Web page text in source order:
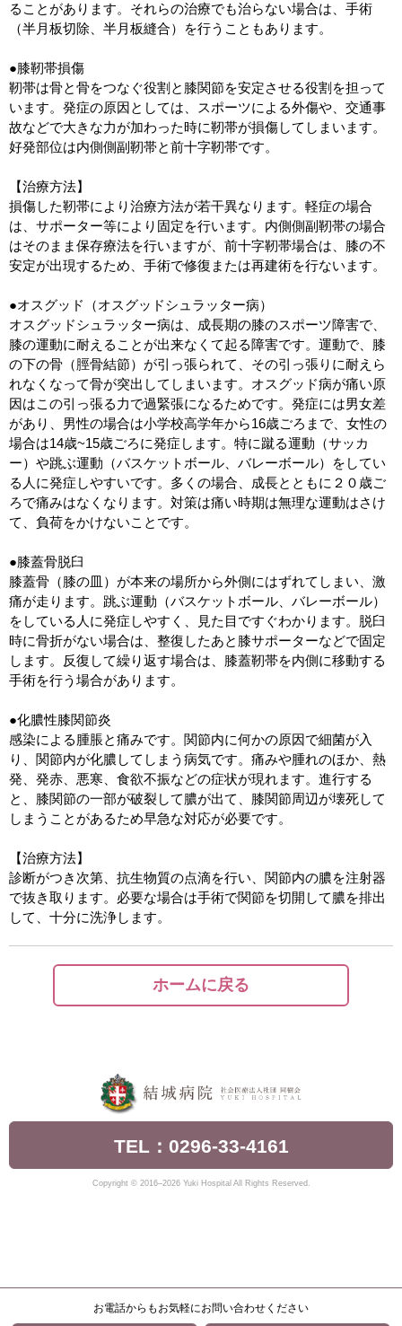
ることがあります。それらの治療でも治らない場合は、手術
（半月板切除、半月板縫合）を行うこともあります。
●膝靭帯損傷
靭帯は骨と骨をつなぐ役割と膝関節を安定させる役割を担って
います。発症の原因としては、スポーツによる外傷や、交通事
故などで大きな力が加わった時に靭帯が損傷してしまいます。
好発部位は内側側副靭帯と前十字靭帯です。
【治療方法】
損傷した靭帯により治療方法が若干異なります。軽症の場合
は、サポーター等により固定を行います。内側側副靭帯の場合
はそのまま保存療法を行いますが、前十字靭帯場合は、膝の不
安定が出現するため、手術で修復または再建術を行ないます。
●オスグッド（オスグッドシュラッター病）
オスグッドシュラッター病は、成長期の膝のスポーツ障害で、
膝の運動に耐えることが出来なくて起る障害です。運動で、膝
の下の骨（脛骨結節）が引っ張られて、その引っ張りに耐えら
れなくなって骨が突出してしまいます。オスグッド病が痛い原
因はこの引っ張る力で過緊張になるためです。発症には男女差
があり、男性の場合は小学校高学年から16歳ごろまで、女性の
場合は14歳~15歳ごろに発症します。特に蹴る運動（サッカ
ー）や跳ぶ運動（バスケットボール、バレーボール）をしてい
る人に発症しやすいです。多くの場合、成長とともに２０歳ご
ろで痛みはなくなります。対策は痛い時期は無理な運動はさけ
て、負荷をかけないことです。
●膝蓋骨脱臼
膝蓋骨（膝の皿）が本来の場所から外側にはずれてしまい、激
痛が走ります。跳ぶ運動（バスケットボール、バレーボール）
をしている人に発症しやすく、見た目ですぐわかります。脱臼
時に骨折がない場合は、整復したあと膝サポーターなどで固定
します。反復して繰り返す場合は、膝蓋靭帯を内側に移動する
手術を行う場合があります。
●化膿性膝関節炎
感染による腫脹と痛みです。関節内に何かの原因で細菌が入
り、関節内が化膿してしまう病気です。痛みや腫れのほか、熱
発、発赤、悪寒、食欲不振などの症状が現れます。進行する
と、膝関節の一部が破裂して膿が出て、膝関節周辺が壊死して
しまうことがあるため早急な対応が必要です。
【治療方法】
診断がつき次第、抗生物質の点滴を行い、関節内の膿を注射器
で抜き取ります。必要な場合は手術で関節を切開して膿を排出
して、十分に洗浄します。
ホームに戻る
TEL：0296-33-4161
Copyright © 2016–2026 Yuki Hospital All Rights Reserved.
お電話からもお気軽にお問い合わせください